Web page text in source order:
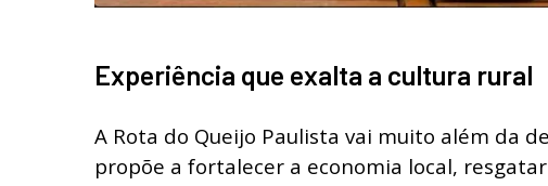
Experiência que exalta a cultura rural
A Rota do Queijo Paulista vai muito além da
propõe a fortalecer a economia local,